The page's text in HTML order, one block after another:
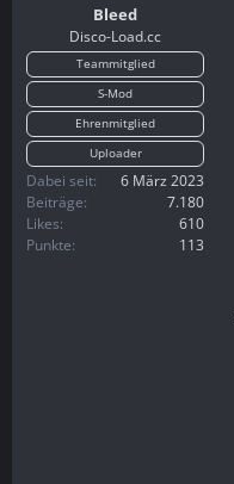
Bleed
Disco-Load.cc
Teammitglied
S-Mod
Ehrenmitglied
Uploader
Dabei seit
6 März 2023
Beiträge
7.180
Likes
610
Punkte
113